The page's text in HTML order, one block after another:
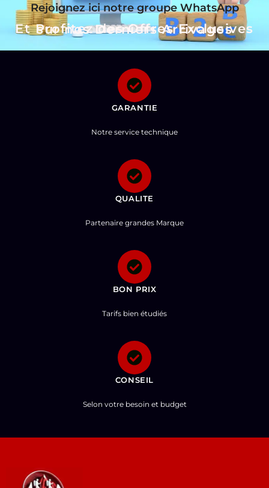
Rejoignez ici notre groupe WhatsApp
Et Profitez des Offres Exclusives sur nos Derniers Arrivages
GARANTIE
Notre service technique
QUALITE
Partenaire grandes Marque
BON PRIX
Tarifs bien étudiés
CONSEIL
Selon votre besoin et budget